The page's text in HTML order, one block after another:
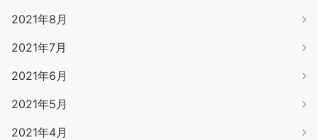
2021年8月
2021年7月
2021年6月
2021年5月
2021年4月